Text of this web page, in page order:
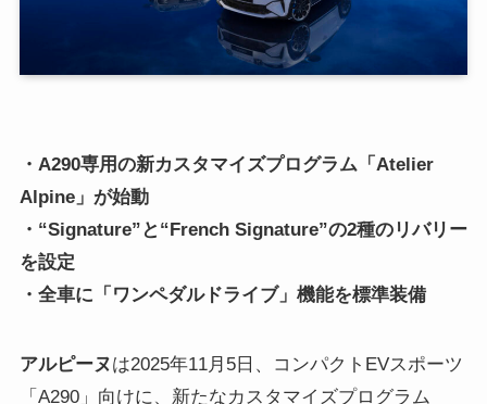
・A290専用の新カスタマイズプログラム「Atelier
Alpine」が始動
・“Signature”と“French Signature”の2種のリバリー
を設定
・全車に「ワンペダルドライブ」機能を標準装備
アルピーヌは2025年11月5日、コンパクトEVスポーツ
「A290」向けに、新たなカスタマイズプログラム